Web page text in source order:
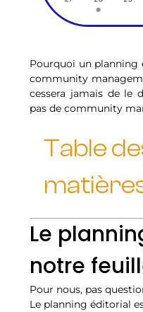
Pourquoi un planning
community
cessera jamais de le
pas de community
Table
Le
notre
Pour nous, pas
Le planning éditorial